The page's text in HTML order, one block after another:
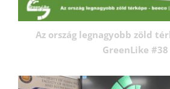
Az ország legnagyobb zöld
GreenLike #38